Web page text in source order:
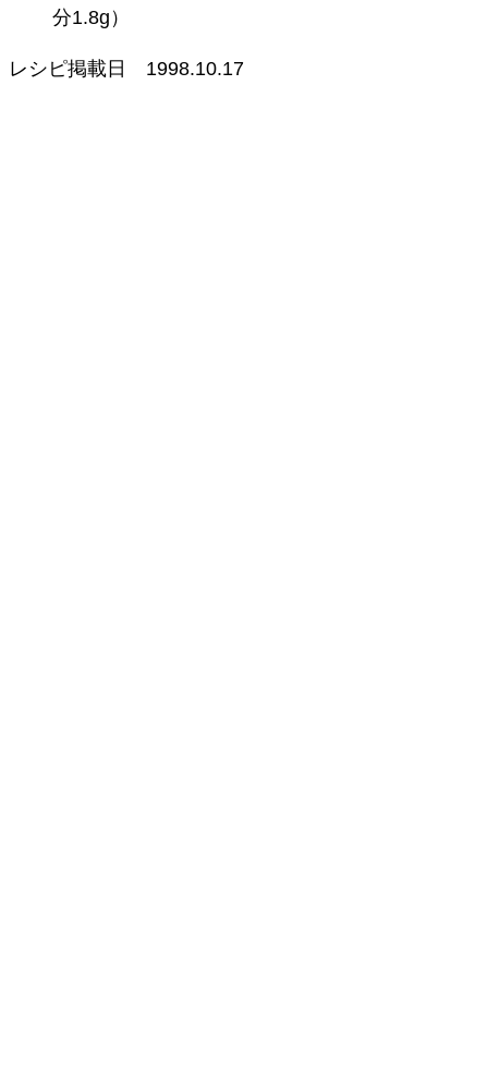
分1.8g）
レシピ掲載日 1998.10.17